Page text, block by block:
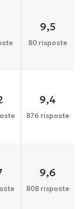
9,5
80 risposte
9,4
876 risposte
9,6
808 risposte